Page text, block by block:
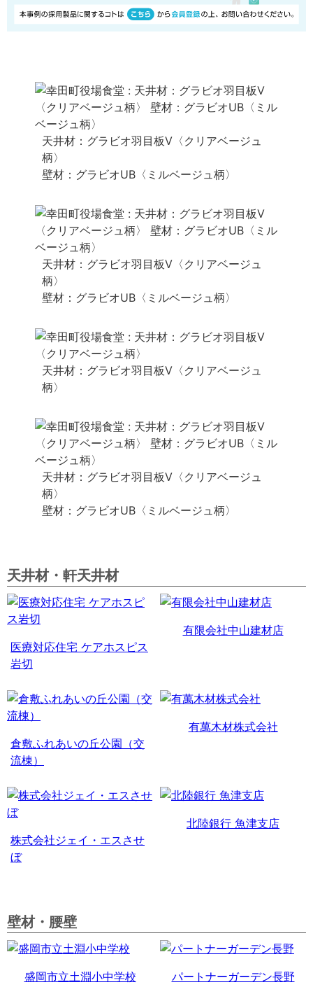
天井材：グラビオ羽目板V〈クリアベージュ
柄〉
壁材：グラビオUB〈ミルベージュ柄〉
天井材：グラビオ羽目板V〈クリアベージュ
柄〉
壁材：グラビオUB〈ミルベージュ柄〉
天井材：グラビオ羽目板V〈クリアベージュ
柄〉
天井材：グラビオ羽目板V〈クリアベージュ
柄〉
壁材：グラビオUB〈ミルベージュ柄〉
天井材・軒天井材
医療対応住宅 ケアホスピス
岩切
有限会社中山建材店
倉敷ふれあいの丘公園（交
流棟）
有萬木材株式会社
株式会社ジェイ・エスさせ
ぼ
北陸銀行 魚津支店
壁材・腰壁
盛岡市立土淵小中学校 パートナーガーデン長野